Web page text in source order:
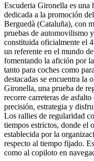
Escuderia Gironella es una
dedicada a la promoción
Berguedà (Cataluña), con
pruebas de automovilismo
constituida oficialmente el
un referente en el mundo
fomentando la afición por
tanto para coches como
destacadas se encuentra la
Gironella, una prueba de
recorre carreteras de
precisión, estrategia y
Los rallies de regularidad
tiempos estrictos, donde el
establecida por la
respecto al tiempo fijado.
como al copiloto en